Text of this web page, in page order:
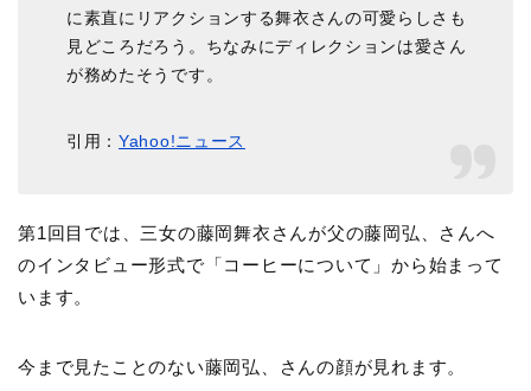
に素直にリアクションする舞衣さんの可愛らしさも
見どころだろう。ちなみにディレクションは愛さん
が務めたそうです。
引用：Yahoo!ニュース
第1回目では、三女の藤岡舞衣さんが父の藤岡弘、さんへ
のインタビュー形式で「コーヒーについて」から始まって
います。
今まで見たことのない藤岡弘、さんの顔が見れます。